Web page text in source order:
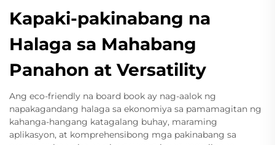
Kapaki-pakinabang na
Halaga sa Mahabang
Panahon at Versatility
Ang eco-friendly na board book ay nag-aalok ng
napakagandang halaga sa ekonomiya sa pamamagitan ng
kahanga-hangang katagalang buhay, maraming
aplikasyon, at komprehensibong mga pakinabang sa